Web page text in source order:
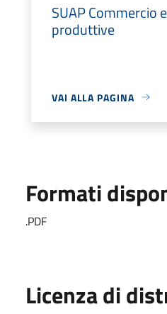
SUAP Commercio
produttive
VAI ALLA PAGINA
Formati
.PDF
Licenza di